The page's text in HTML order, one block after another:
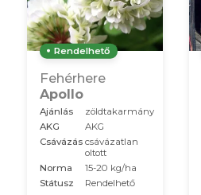
Rendelhető
Fehérhere
Apollo
Ajánlás
zöldtakarmány
AKG
AKG
Csávázás csávázatlan
oltott
Norma
15-20 kg/ha
Státusz
Rendelhető